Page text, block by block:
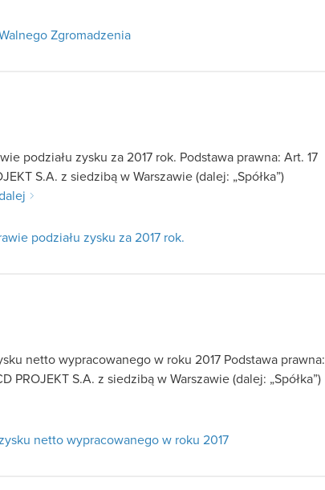
Zgromadzenia
podziału zysku za 2017 rok. Podstawa prawna: Art. 17
S.A. z siedzibą w Warszawie (dalej: „Spółka”)
podziału zysku za 2017 rok.
netto wypracowanego w roku 2017 Podstawa prawna:
PROJEKT S.A. z siedzibą w Warszawie (dalej: „Spółka”)
netto wypracowanego w roku 2017